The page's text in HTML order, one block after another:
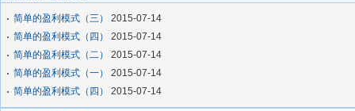
简单的盈利模式（三）
2015-07-14
简单的盈利模式（四）
2015-07-14
简单的盈利模式（二）
2015-07-14
简单的盈利模式（一）
2015-07-14
简单的盈利模式（四）
2015-07-14